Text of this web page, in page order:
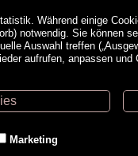
Während einige
notwendig. Sie können
Auswahl treffen
aufrufen, anpassen
Marketing